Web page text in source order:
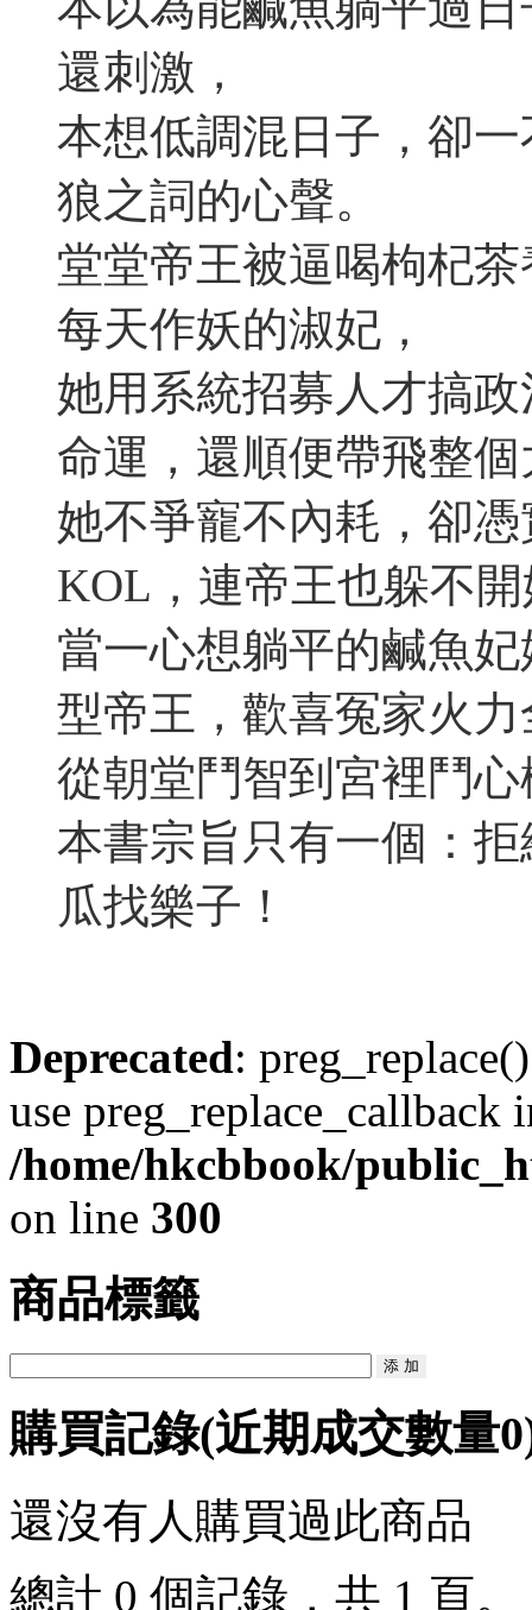
還刺激，
本想低調混日子，卻
狼之詞的心聲。
堂堂帝王被逼喝枸杞
每天作妖的淑妃，
她用系統招募人才搞
命運，還順便帶飛整
她不爭寵不內耗，卻
KOL，連帝王也躲不
當一心想躺平的鹹魚
型帝王，歡喜冤家火
從朝堂鬥智到宮裡鬥
本書宗旨只有一個：
瓜找樂子！
Deprecated:
use preg_replace_callback
/home/hkcbbook/
on line 300
商品標籤
購買記錄(近期成交數量0
還沒有人購買過此商品
總計 0 個記錄，共 1 頁。